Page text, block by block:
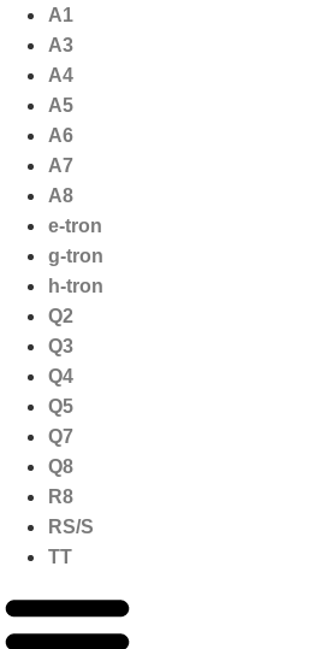
naar
inhoud
A1
A3
A4
A5
A6
A7
A8
e-tron
g-tron
h-tron
Q2
Q3
Q4
Q5
Q7
Q8
R8
RS/S
TT